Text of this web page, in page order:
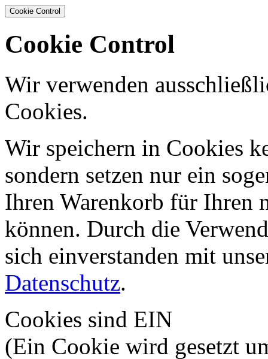
Cookie Control
Cookie Control
Wir verwenden
Cookies.
Wir speichern in Cookies
sondern setzen nur ein
Ihren Warenkorb für Ihren
können. Durch die
sich einverstanden mit
Datenschutz.
Cookies sind EIN
(Ein Cookie wird gesetzt